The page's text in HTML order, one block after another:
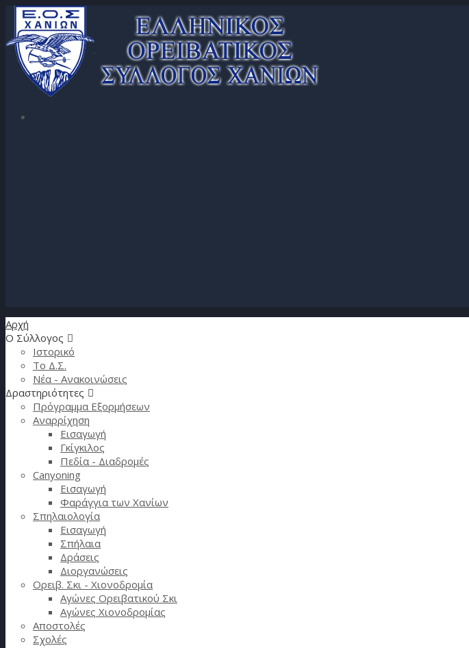
Αρχή
Ο Σύλλογος
Ιστορικό
Το Δ.Σ.
Νέα - Ανακοινώσεις
Δραστηριότητες
Πρόγραμμα Εξορμήσεων
Αναρρίχηση
Εισαγωγή
Γκίγκιλος
Πεδία - Διαδρομές
Canyoning
Εισαγωγή
Φαράγγια των Χανίων
Σπηλαιολογία
Εισαγωγή
Σπήλαια
Δράσεις
Διοργανώσεις
Ορειβ. Σκι - Χιονοδρομία
Αγώνες Ορειβατικού Σκι
Αγώνες Χιονοδρομίας
Αποστολές
Σχολές